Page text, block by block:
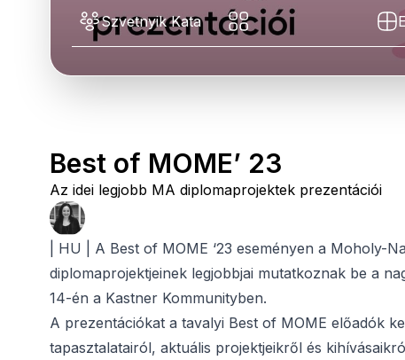
Szvetnyik Kata
Best of MOME’ 23
Az idei legjobb MA diplomaprojektek prezentációi
| HU | A Best of MOME ‘23 eseményen a Moholy-
diplomaprojektjeinek legjobbjai mutatkoznak be a
14-én a Kastner Kommunityben.
A prezentációkat a tavalyi Best of MOME előadók
tapasztalatairól, aktuális projektjeikről és